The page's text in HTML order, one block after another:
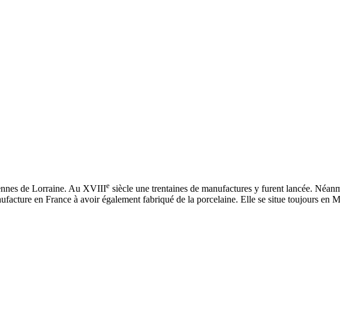
de Lorraine. Au XVIIIe siècle une trentaines de manufactures y furent lancée.
en France à avoir également fabriqué de la porcelaine. Elle se situe toujours en